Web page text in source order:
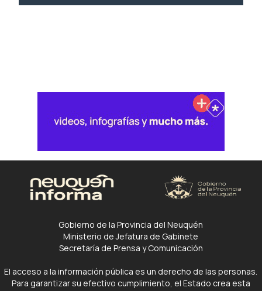
Gobierno de la Provincia del Neuquén
Ministerio de Jefatura de Gabinete
Secretaría de Prensa y Comunicación
El acceso a la información pública es un derecho de las personas.
Para garantizar su efectivo cumplimiento, el Estado crea esta